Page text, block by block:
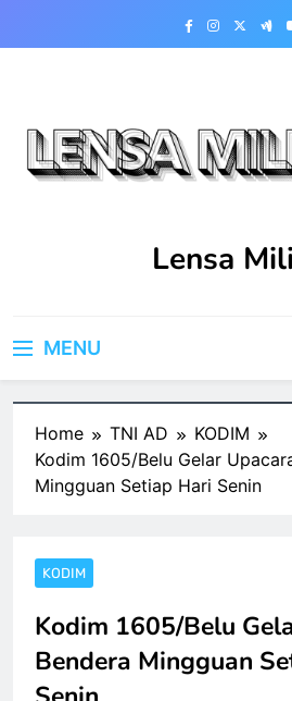
Lensa
MENU
Home TNI AD
KODIM
Kodim 1605/Belu Gelar
Mingguan Setiap Hari Senin
KODIM
Kodim 1605/Belu
Bendera Mingguan